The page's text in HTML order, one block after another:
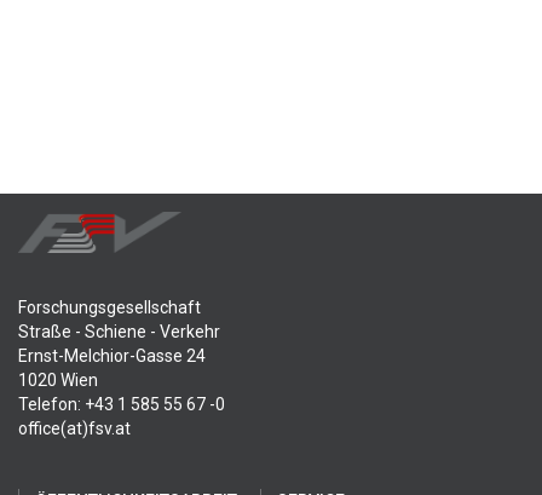
Forschungsgesellschaft
Straße - Schiene - Verkehr
Ernst-Melchior-Gasse 24
1020 Wien
Telefon: +43 1 585 55 67 -0
office(at)fsv.at